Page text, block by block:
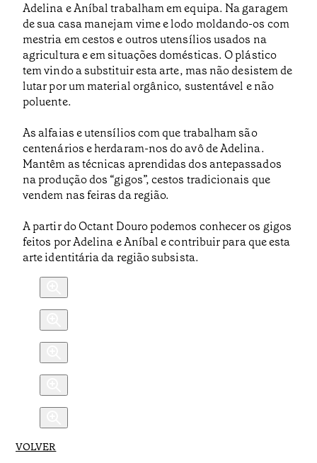
Adelina e Aníbal trabalham em equipa. Na garagem
de sua casa manejam vime e lodo moldando-os com
mestria em cestos e outros utensílios usados na
agricultura e em situações domésticas. O plástico
tem vindo a substituir esta arte, mas não desistem de
lutar por um material orgânico, sustentável e não
poluente.
As alfaias e utensílios com que trabalham são
centenários e herdaram-nos do avô de Adelina.
Mantêm as técnicas aprendidas dos antepassados
na produção dos “gigos”, cestos tradicionais que
vendem nas feiras da região.
A partir do Octant Douro podemos conhecer os gigos
feitos por Adelina e Aníbal e contribuir para que esta
arte identitária da região subsista.
VOLVER